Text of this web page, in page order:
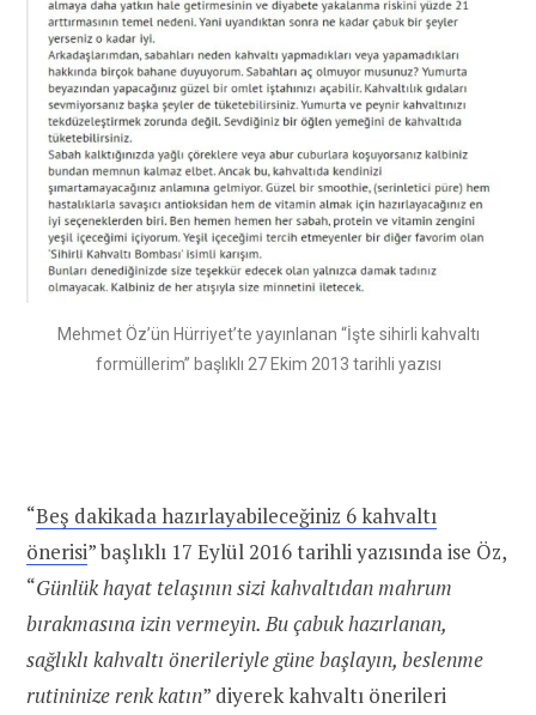
Mehmet Öz’ün Hürriyet’te yayınlanan “İşte sihirli kahvaltı
formüllerim” başlıklı 27 Ekim 2013 tarihli yazısı
“Beş dakikada hazırlayabileceğiniz 6 kahvaltı
önerisi” başlıklı 17 Eylül 2016 tarihli yazısında ise Öz,
“Günlük hayat telaşının sizi kahvaltıdan mahrum
bırakmasına izin vermeyin. Bu çabuk hazırlanan,
sağlıklı kahvaltı önerileriyle güne başlayın, beslenme
rutininize renk katın” diyerek kahvaltı önerileri